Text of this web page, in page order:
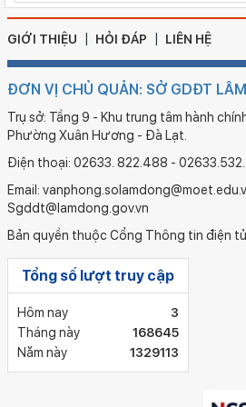
GIỚI THIỆU HỎI ĐÁP LIÊN HỆ
ĐƠN VỊ CHỦ QUẢN: SỞ GDĐT
Trụ sở: Tầng 9 - Khu trung tâm hành
Phường Xuân Hương - Đà Lạt.
Điện thoại: 02633. 822.488 -
Email:
Sgddt@lamdong.gov.vn
Bản quyền thuộc Cổng Thông tin điện
Tổng số lượt truy cập
Hôm nay
3
Tháng này
168645
Năm này
1329113